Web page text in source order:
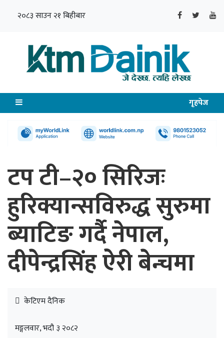
२०८३ साउन २१ बिहीबार
गृहपेज
टप टी–२० सिरिजः
हुरिक्यान्सविरुद्ध सुरुमा
ब्याटिङ गर्दैै नेपाल,
दीपेन्द्रसिंह ऐरी बेन्चमा
केटिएम दैनिक
मङ्गलवार, भदौ ३ २०८२